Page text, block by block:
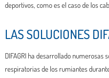
deportivos, como es el caso de los
LAS SOLUCIONES
DIFAGRI ha desarrollado
respiratorias de los rumiantes